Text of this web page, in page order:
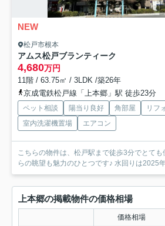
NEW
松戸市根本
アムス松戸ブランティーク
4,680万円
11階 / 63.75㎡ / 3LDK /築26年
京成電鉄松戸線「上本郷」駅 徒歩23分
ペット相談 陽当り良好 角部屋
リフ
室内洗濯機置場
エアコン
こちらの物件は、松戸駅まで徒歩3分でとても便利
らの眺望も魅力のひとつです♪ 水回りは
上本郷の掲載物件の価格相場
価格相場